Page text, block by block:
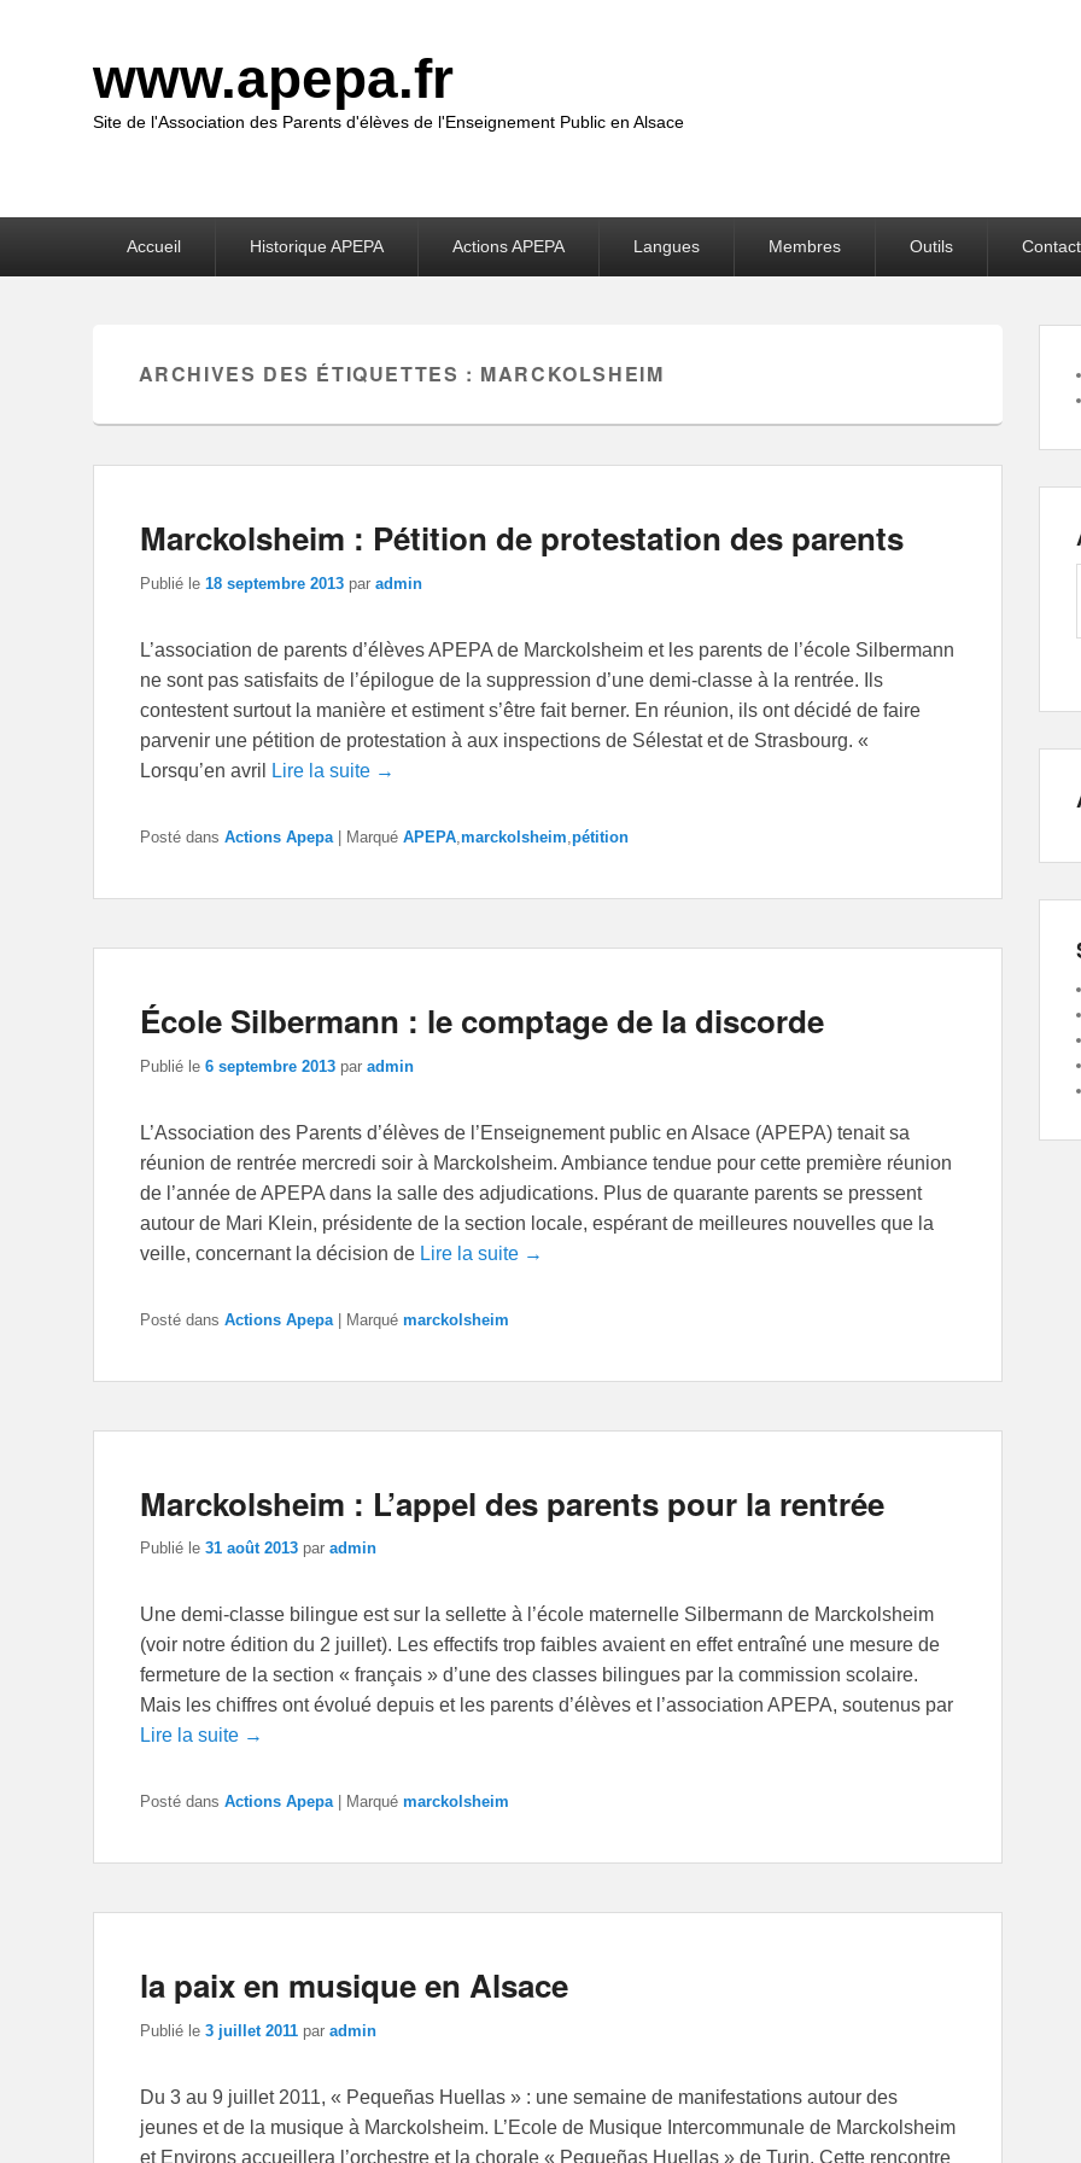
www.apepa.fr
Site de l'Association des Parents d'élèves de l'Enseignement Public en Alsace
Accueil Historique APEPA Actions APEPA Langues Membres Outils
ARCHIVES DES ÉTIQUETTES : MARCKOLSHEIM
Marckolsheim : Pétition de protestation des parents
Publié le 18 septembre 2013 par admin
L’association de parents d’élèves APEPA de Marckolsheim et les parents de l’école Silbermann
ne sont pas satisfaits de l’épilogue de la suppression d’une demi-classe à la rentrée. Ils
contestent surtout la manière et estiment s’être fait berner. En réunion, ils ont décidé de faire
parvenir une pétition de protestation à aux inspections de Sélestat et de Strasbourg. «
Lorsqu’en avril
Lire la suite →
Posté dans Actions Apepa Marqué APEPA marckolsheim pétition
École Silbermann : le comptage de la discorde
Publié le 6 septembre 2013 par admin
L’Association des Parents d’élèves de l’Enseignement public en Alsace (APEPA) tenait sa
réunion de rentrée mercredi soir à Marckolsheim. Ambiance tendue pour cette première réunion
de l’année de APEPA dans la salle des adjudications. Plus de quarante parents se pressent
autour de Mari Klein, présidente de la section locale, espérant de meilleures nouvelles que la
veille, concernant la décision de Lire la suite →
Posté dans Actions Apepa | Marqué marckolsheim
Marckolsheim : L’appel des parents pour la rentrée
Publié le 31 août 2013 par admin
Une demi-classe bilingue est sur la sellette à l’école maternelle Silbermann de Marckolsheim
(voir notre édition du 2 juillet). Les effectifs trop faibles avaient en effet entraîné une mesure de
fermeture de la section « français » d’une des classes bilingues par la commission scolaire.
Mais les chiffres ont évolué depuis et les parents d’élèves et l’association APEPA, soutenus par
Lire la suite →
Posté dans Actions Apepa Marqué marckolsheim
la paix en musique en Alsace
Publié le 3 juillet 2011 par admin
Du 3 au 9 juillet 2011, « Pequeñas Huellas » : une semaine de manifestations autour des
jeunes et de la musique à Marckolsheim. L’Ecole de Musique Intercommunale de Marckolsheim
et Environs accueillera l’orchestre et la chorale « Pequeñas Huellas » de Turin. Cette rencontre